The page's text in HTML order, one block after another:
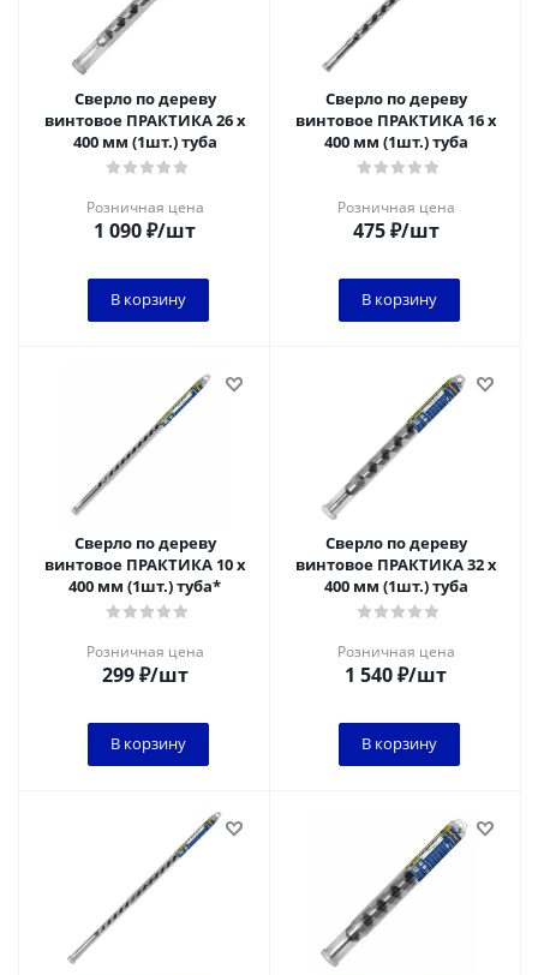
Сверло по дереву
винтовое ПРАКТИКА 26 х
400 мм (1шт.) туба
Розничная цена
1 090₽/шт
В корзину
Сверло по дереву
винтовое ПРАКТИКА 16 х
400 мм (1шт.) туба
Розничная цена
475₽/шт
В корзину
Сверло по дереву
винтовое ПРАКТИКА 10 х
400 мм (1шт.) туба*
Розничная цена
299₽/шт
В корзину
Сверло по дереву
винтовое ПРАКТИКА 32 х
400 мм (1шт.) туба
Розничная цена
1 540₽/шт
В корзину